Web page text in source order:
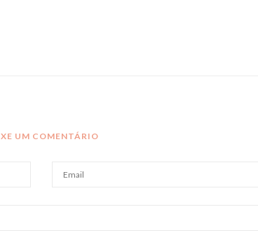
UM COMENTÁRIO